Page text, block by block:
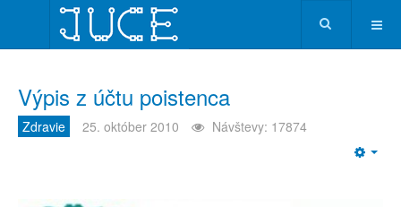
Výpis z účtu poistenca
Zdravie 25. október 2010 Návštevy: 17874